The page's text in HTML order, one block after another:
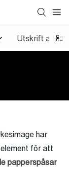
Utskrift av
har
för att
papperspåsar